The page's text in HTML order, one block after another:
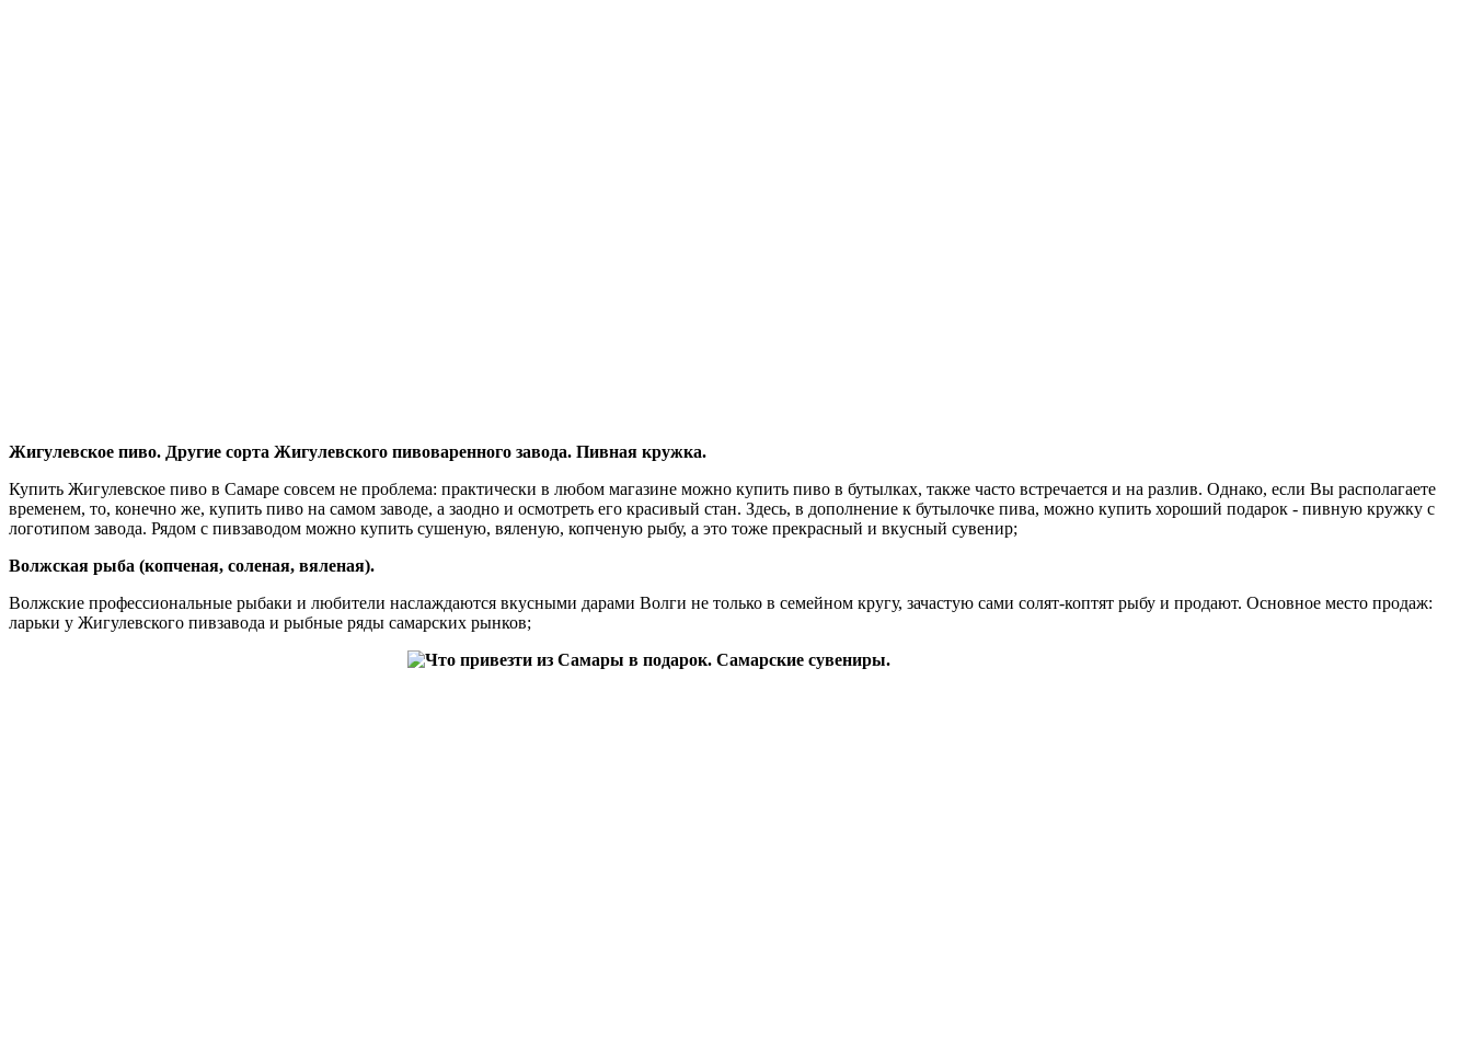
Жигулевское пиво. Другие сорта Жигулевского пивоваренного завода. Пивная кружка.
Купить Жигулевское пиво в Самаре совсем не проблема: практически в любом магазине можно купить пиво в бутылках, также часто встречается и на разлив. Однако, если Вы располагаете
временем, то, конечно же, купить пиво на самом заводе, а заодно и осмотреть его красивый стан. Здесь, в дополнение к бутылочке пива, можно купить хороший подарок - пивную кружку с
логотипом завода. Рядом с пивзаводом можно купить сушеную, вяленую, копченую рыбу, а это тоже прекрасный и вкусный сувенир;
Волжская рыба (копченая, соленая, вяленая).
Волжские профессиональные рыбаки и любители наслаждаются вкусными дарами Волги не только в семейном кругу, зачастую сами солят-коптят рыбу и продают. Основное место продаж:
ларьки у Жигулевского пивзавода и рыбные ряды самарских рынков;